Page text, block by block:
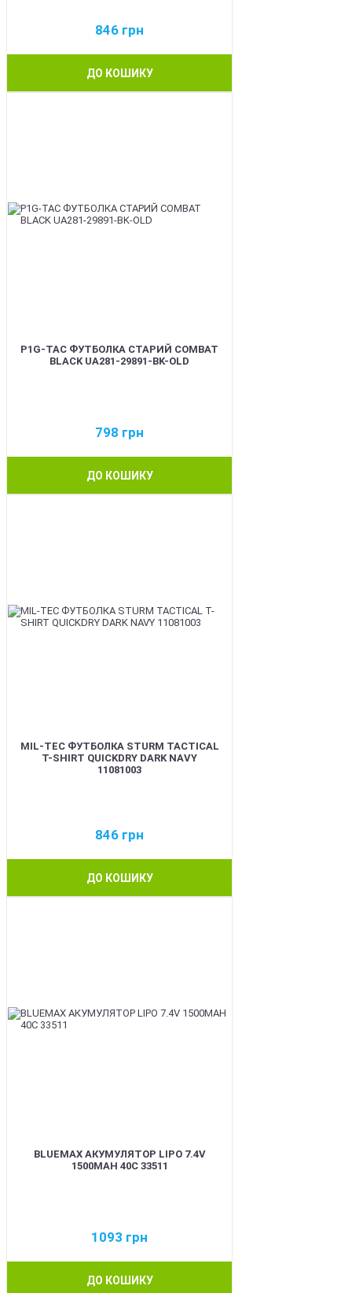
846 грн
ДО КОШИКУ
P1G-TAC ФУТБОЛКА СТАРИЙ COMBAT
BLACK UA281-29891-BK-OLD
798 грн
ДО КОШИКУ
MIL-TEC ФУТБОЛКА STURM TACTICAL
T-SHIRT QUICKDRY DARK NAVY
11081003
846 грн
ДО КОШИКУ
BLUEMAX АКУМУЛЯТОР LIPO 7.4V
1500MAH 40C 33511
1093 грн
ДО КОШИКУ